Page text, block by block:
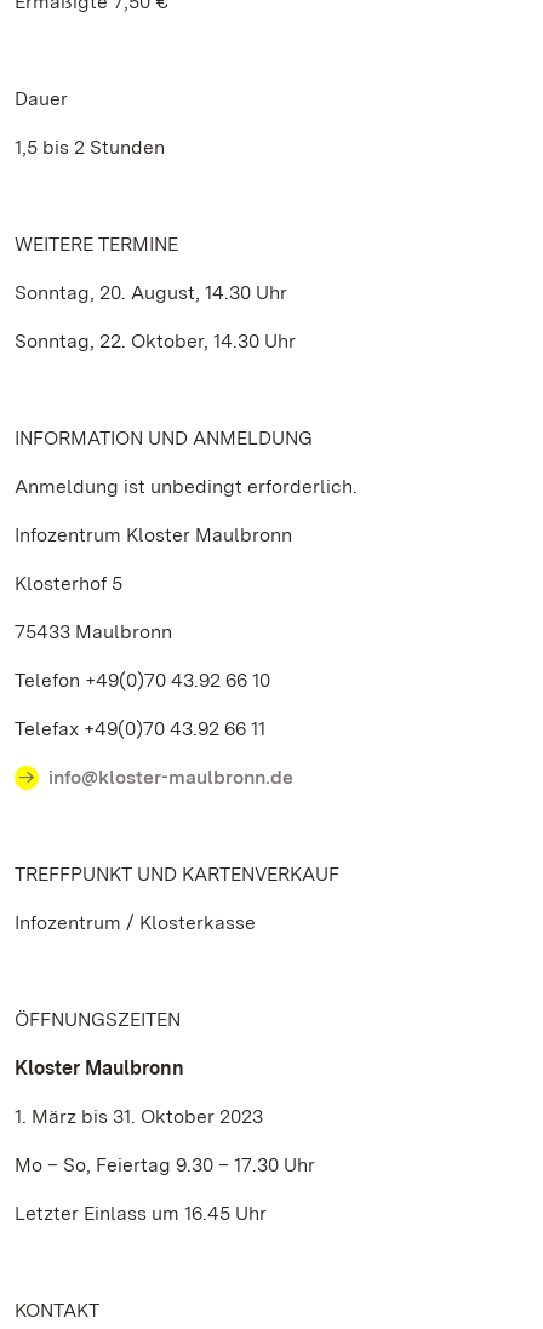
Dauer
1,5 bis 2 Stunden
WEITERE TERMINE
Sonntag, 20. August, 14.30 Uhr
Sonntag, 22. Oktober, 14.30 Uhr
INFORMATION UND ANMELDUNG
Anmeldung ist unbedingt erforderlich.
Infozentrum Kloster Maulbronn
Klosterhof 5
75433 Maulbronn
Telefon +49(0)70 43.92 66 10
Telefax +49(0)70 43.92 66 11
info@kloster-maulbronn.de
TREFFPUNKT UND KARTENVERKAUF
Infozentrum / Klosterkasse
ÖFFNUNGSZEITEN
Kloster Maulbronn
1. März bis 31. Oktober 2023
Mo – So, Feiertag 9.30 – 17.30 Uhr
Letzter Einlass um 16.45 Uhr
KONTAKT